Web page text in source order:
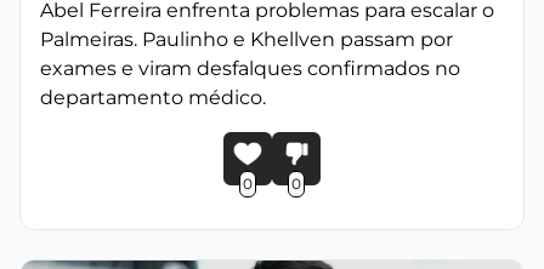
Abel Ferreira enfrenta problemas para escalar o
Palmeiras. Paulinho e Khellven passam por
exames e viram desfalques confirmados no
departamento médico.
0 0